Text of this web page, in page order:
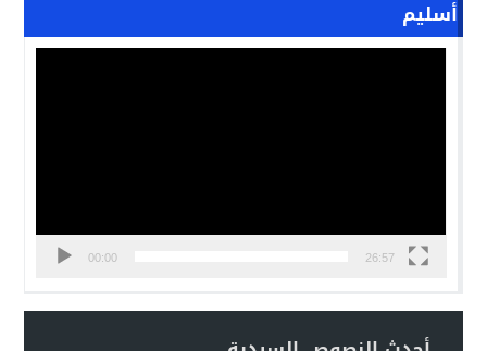
أسليم
مشغل
00:00 26:57